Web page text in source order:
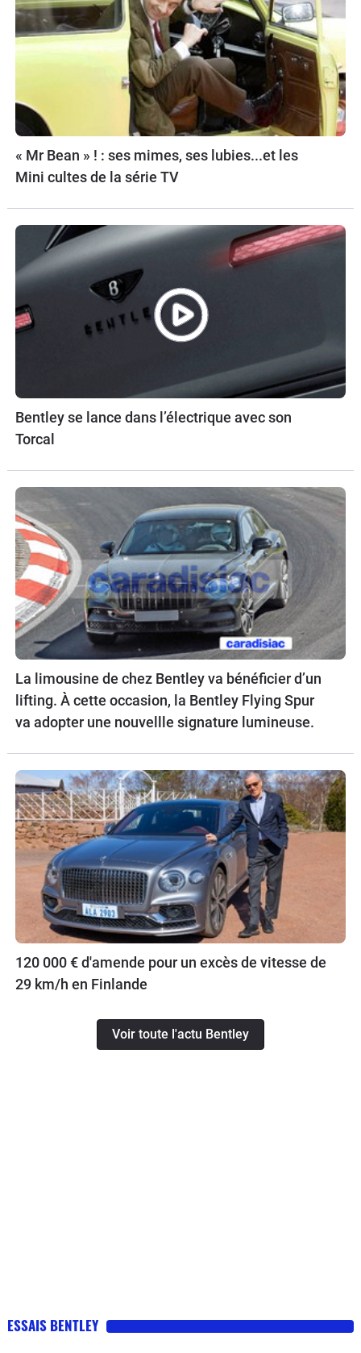
« Mr Bean » ! : ses mimes, ses lubies...et les
Mini cultes de la série TV
Bentley se lance dans l’électrique avec son
Torcal
La limousine de chez Bentley va bénéficier d’un
lifting. À cette occasion, la Bentley Flying Spur
va adopter une nouvellle signature lumineuse.
120 000 € d'amende pour un excès de vitesse de
29 km/h en Finlande
Voir toute l'actu Bentley
ESSAIS BENTLEY